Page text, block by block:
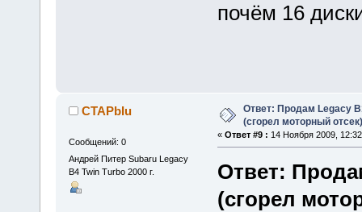
почём 16
CTAPbIu
Сообщений: 0
Андрей Питер Subaru Legacy
B4 Twin Turbo 2000 г.
Ответ: Продам Legacy
(сгорел моторный отсек)
« Ответ #9 : 14 Ноября 2009,
Ответ:
(сгорел